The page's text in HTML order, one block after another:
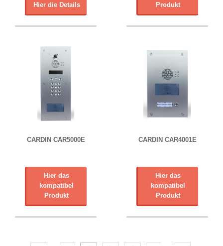
Hier die Details
Produkt
CARDIN CAR5000E
Hier das
kompatibel
Produkt
CARDIN CAR4001E
Hier das
kompatibel
Produkt